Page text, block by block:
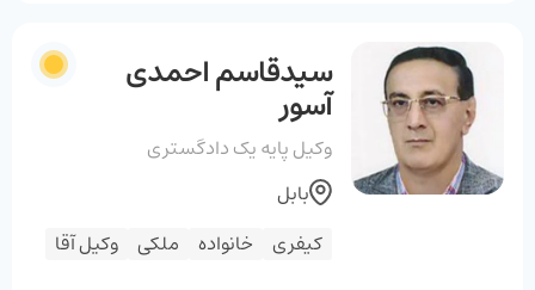
سیدقاسم احمدی
آسور
وکیل پایه یک دادگستری
کیفری خانواده ملکی وکیل آقا
بابل